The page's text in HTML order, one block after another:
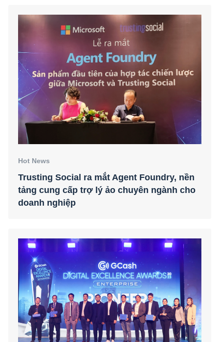
Hot News
Trusting Social ra mắt Agent Foundry, nền
tảng cung cấp trợ lý ảo chuyên ngành cho
doanh nghiệp
Hot News
Trusting Social Philippines Giành Giải
thưởng Giải pháp Dữ liệu tại Lễ trao giải
GCash Digital Excellence Awards Lần thứ 2